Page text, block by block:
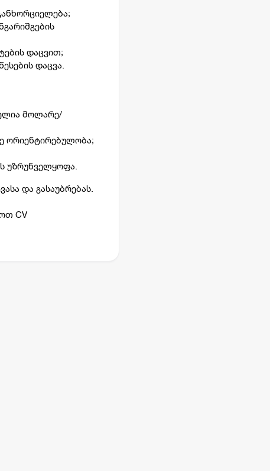
დაცვით;
დაცვა.
მოლარე/
ორიენტირებულობა;
უზრუნველყოფა.
და გასაუბრებას.
CV